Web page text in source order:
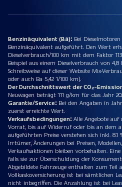
Benzinäquivalent (Bä): Bei
Benzinäquivalent aufgeführt. Den Wert
Dieselverbrauch/100 km mit dem Faktor
Beispiel aus einem Dieselverbrauch von 4,8
Schreibweise auf dieser Website Mix-
oder auch Ba 5,42 1/100 km).
Der Durchschnittswert der CO₂-
Neuwagen beträgt 111 g/km für das Jahr
Garantie/Service: Bei den Angaben in
zuerst erreichte Wert.
Verkaufsbedingungen: Alle Angebote auf
Vorrat, bis auf Widerruf oder bis an dem
aufgeführten Preise verstehen sich inkl. 8.1
Irrtümer, Änderungen bei Preisen,
Verkaufsaktionen bleiben vorbehalten.
falls sie zur Überschuldung der
Abgebildete Fahrzeuge enthalten zum Teil
Vollkaskoversicherung ist bei sämtlichen
nicht inbegriffen. Die Anzahlung ist bei